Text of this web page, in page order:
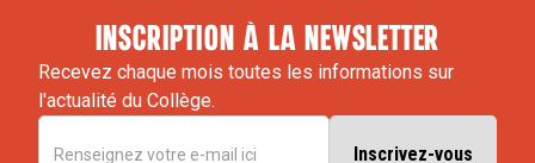
inscription à la newsletter
Recevez chaque mois toutes les informations sur
l'actualité du Collège.